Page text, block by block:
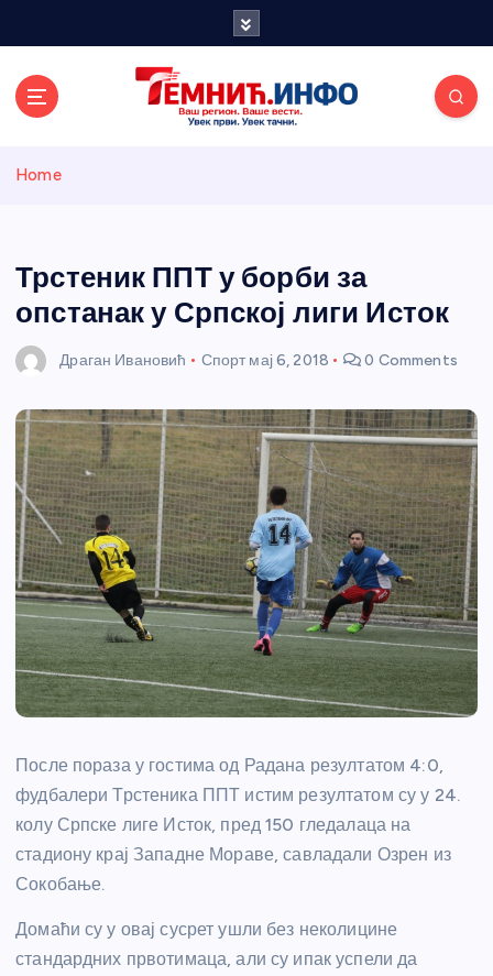
и портал
Home
Трстеник ППТ у борби за
опстанак у Српској лиги Исток
Драган Ивановић Спорт мај 6, 2018 0 Comments
После пораза у гостима од Радана резултатом 4:0,
фудбалери Трстеника ППТ истим резултатом су у 24.
колу Српске лиге Исток, пред 150 гледалаца на
стадиону крај Западне Мораве, савладали Озрен из
Сокобање.
Домаћи су у овај сусрет ушли без неколицине
стандардних првотимаца, али су ипак успели да